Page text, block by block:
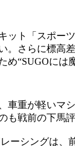
ト「スポー
。さらに標高
“SUGOには
車重が軽いマ
も戦前の下馬
ーシングは